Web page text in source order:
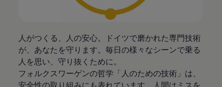
人がつくる、人の安心。ドイツで磨かれた専門技術
が、あなたを守ります。毎日の様々なシーンで乗る
人を思い、守り抜くために。
フォルクスワーゲンの哲学「人のための技術」は、